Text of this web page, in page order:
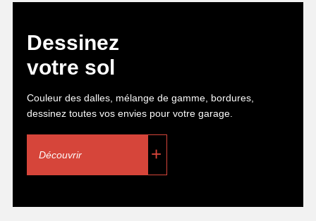
Dessinez
votre sol
Couleur des dalles, mélange de gamme, bordures,
dessinez toutes vos envies pour votre garage.
Découvrir